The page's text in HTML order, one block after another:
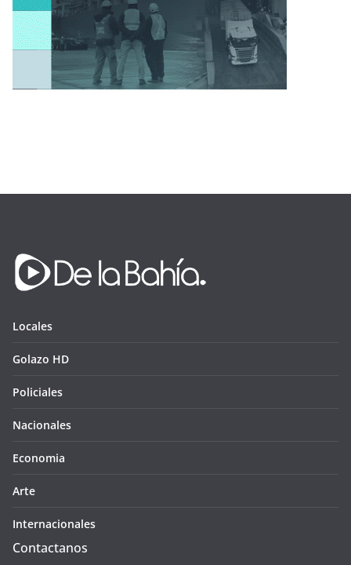
Locales
Golazo HD
Policiales
Nacionales
Economia
Arte
Internacionales
Contactanos